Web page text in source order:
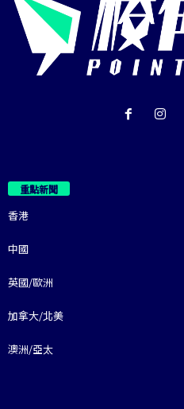
重點新聞
香港
中國
英國/歐洲
加拿大/北美
澳洲/亞太